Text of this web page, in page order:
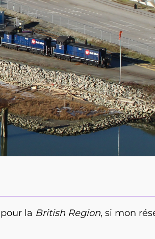
pour la British Region, si mon